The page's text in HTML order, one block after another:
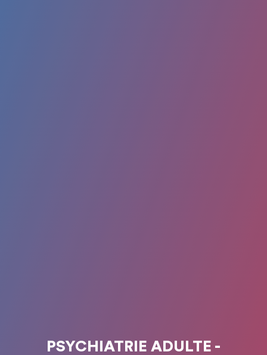
PSYCHIATRIE ADULTE -